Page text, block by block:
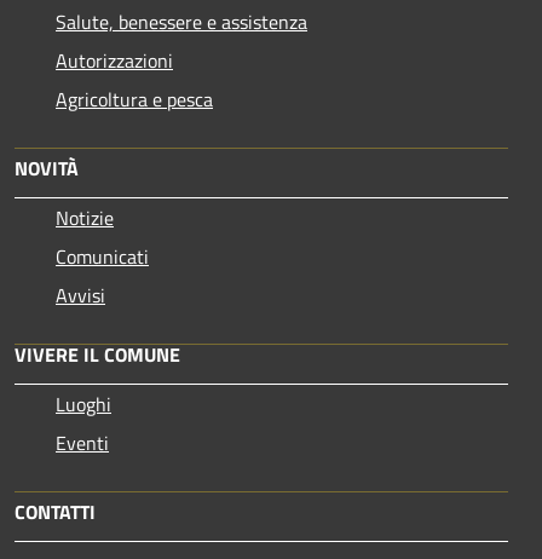
Salute, benessere e assistenza
Autorizzazioni
Agricoltura e pesca
NOVITÀ
Notizie
Comunicati
Avvisi
VIVERE IL COMUNE
Luoghi
Eventi
CONTATTI